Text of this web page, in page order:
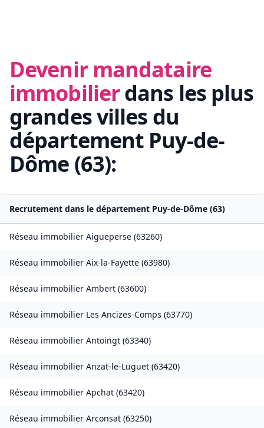
Devenir mandataire
immobilierdans les plus
grandes villes du
département Puy-de-
Dôme (63):
Recrutement dans le département Puy-de-Dôme (63)
Réseau immobilier Aigueperse (63260)
Réseau immobilier Aix-la-Fayette (63980)
Réseau immobilier Ambert (63600)
Réseau immobilier Les Ancizes-Comps (63770)
Réseau immobilier Antoingt (63340)
Réseau immobilier Anzat-le-Luguet (63420)
Réseau immobilier Apchat (63420)
Réseau immobilier Arconsat (63250)